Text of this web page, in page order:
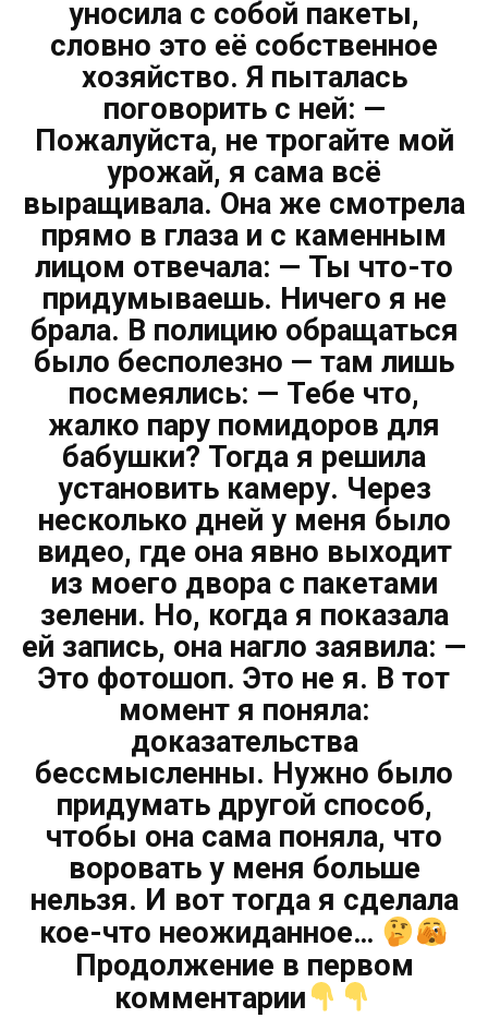
уносила с собой пакеты,
словно это её собственное
хозяйство. Я пыталась
поговорить с ней: —
Пожалуйста, не трогайте мой
урожай, я сама всё
выращивала. Она же смотрела
прямо в глаза и с каменным
лицом отвечала: — Ты что-то
придумываешь. Ничего я не
брала. В полицию обращаться
было бесполезно — там лишь
посмеялись: — Тебе что,
жалко пару помидоров для
бабушки? Тогда я решила
установить камеру. Через
несколько дней у меня было
видео, где она явно выходит
из моего двора с пакетами
зелени. Но, когда я показала
ей запись, она нагло заявила: —
Это фотошоп. Это не я. В тот
момент я поняла:
доказательства
бессмысленны. Нужно было
придумать другой способ,
чтобы она сама поняла, что
воровать у меня больше
нельзя. И вот тогда я сделала
кое-что неожиданное…
Продолжение в первом
комментарии